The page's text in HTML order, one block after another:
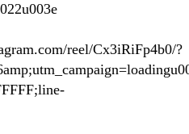
reel/Cx3iRiFp4b0/?